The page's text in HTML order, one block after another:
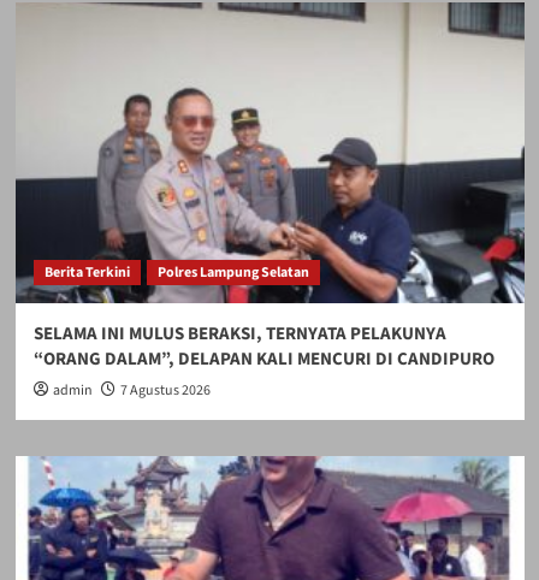
Berita Terkini Polres Lampung Selatan
SELAMA INI MULUS BERAKSI, TERNYATA PELAKUNYA
“ORANG DALAM”, DELAPAN KALI MENCURI DI CANDIPURO
admin 7 Agustus 2026